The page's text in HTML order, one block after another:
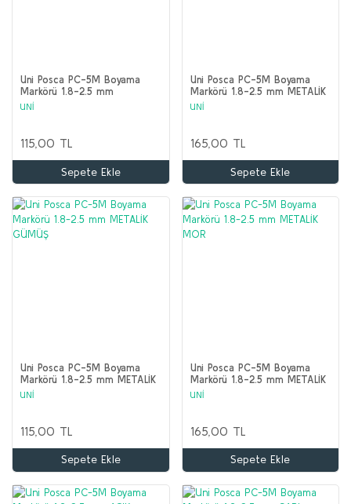
Uni Posca PC-5M Boyama
Markörü 1.8-2.5 mm
TURUNCU
UNİ
115,00 TL
Sepete Ekle
Uni Posca PC-5M Boyama
Markörü 1.8-2.5 mm METALİK
MAVİ
UNİ
165,00 TL
Sepete Ekle
Uni Posca PC-5M Boyama
Markörü 1.8-2.5 mm METALİK
GÜMÜŞ
UNİ
115,00 TL
Sepete Ekle
Uni Posca PC-5M Boyama
Markörü 1.8-2.5 mm METALİK
MOR
UNİ
165,00 TL
Sepete Ekle